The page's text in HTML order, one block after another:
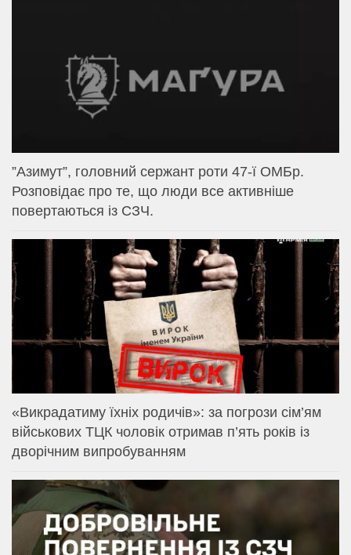
⁨”Азимут”, головний сержант роти 47-ї ОМБр.
Розповідає про те, що люди все активніше
повертаються із СЗЧ.
«Викрадатиму їхніх родичів»: за погрози сім’ям
військових ТЦК чоловік отримав п’ять років із
дворічним випробуванням